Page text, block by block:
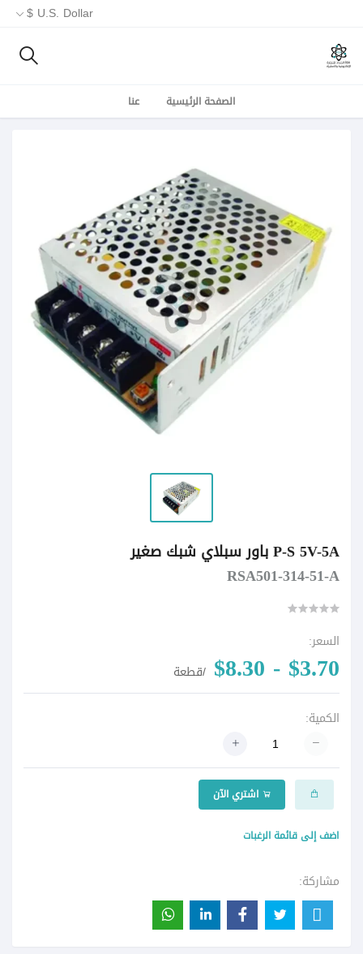
U.S. Dollar $
الصفحة الرئيسية عنا
P-S 5V-5A باور سبلاي شبك صغير
RSA501-314-51-A
السعر:
$3.70 - $8.30 /قطعة
الكمية:
اشتري الآن
اضف إلى قائمة الرغبات
مشاركة: